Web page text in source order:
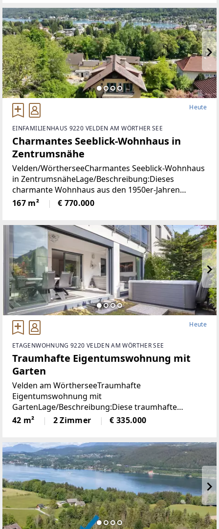
Heute
EINFAMILIENHAUS 9220 VELDEN AM WÖRTHER SEE
Charmantes Seeblick-Wohnhaus in
Zentrumsnähe
Velden/WörtherseeCharmantes Seeblick-Wohnhaus
in ZentrumsnäheLage/Beschreibung:Dieses
charmante Wohnhaus aus den 1950er-Jahren
vereint eine hervorragende Aussichtslage mit viel
Potenzial zur Verwirklichung individueller
167 m² € 770.000
Heute
ETAGENWOHNUNG 9220 VELDEN AM WÖRTHER SEE
Traumhafte Eigentumswohnung mit
Garten
Velden am WörtherseeTraumhafte
Eigentumswohnung mit
GartenLage/Beschreibung:Diese traumhafte
Gartenwohnung liegt nur 800 Meter vom Zentrum
Veldens entfernt und bietet eine perfekte
Dank der westlichen
42 m² 2 Zimmer € 335.000